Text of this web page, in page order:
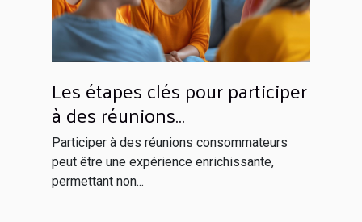
Les étapes clés pour participer
à des réunions
consommateurs et être
rémunéré
Participer à des réunions consommateurs
peut être une expérience enrichissante,
permettant non...